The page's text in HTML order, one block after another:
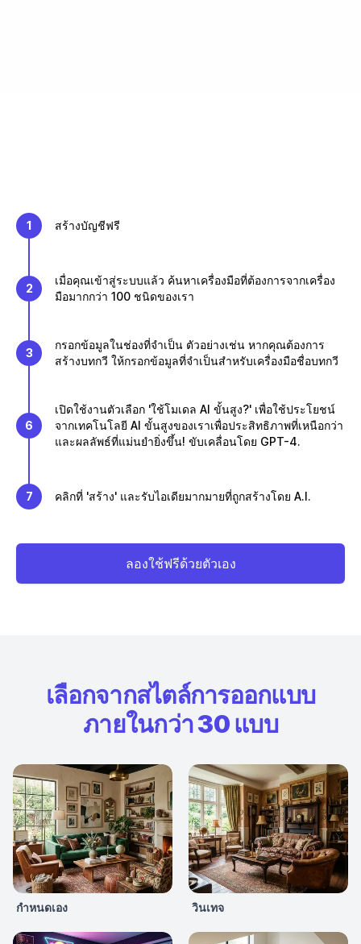
1 สร้างบัญชีฟรี
2
เมื่อคุณเข้าสู่ระบบแล้ว ค้นหาเครื่องมือที่ต้องการจากเครื่อง
มือมากกว่า 100 ชนิดของเรา
3
กรอกข้อมูลในช่องที่จำเป็น ตัวอย่างเช่น หากคุณต้องการ
สร้างบทกวี ให้กรอกข้อมูลที่จำเป็นสำหรับเครื่องมือชื่อบทกวี
6
เปิดใช้งานตัวเลือก 'ใช้โมเดล AI ขั้นสูง?' เพื่อใช้ประโยชน์
จากเทคโนโลยี AI ขั้นสูงของเราเพื่อประสิทธิภาพที่เหนือกว่า
และผลลัพธ์ที่แม่นยำยิ่งขึ้น! ขับเคลื่อนโดย GPT-4.
7 คลิกที่ 'สร้าง' และรับไอเดียมากมายที่ถูกสร้างโดย A.I.
ลองใช้ฟรีด้วยตัวเอง
เลือกจากสไตล์การออกแบบ
ภายในกว่า 30 แบบ
กำหนดเอง วินเทจ